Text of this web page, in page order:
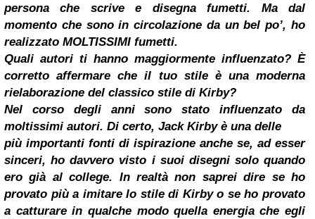
persona che scrive e disegna fumetti. Ma dal
momento che sono in circolazione da un bel po’, ho
realizzato MOLTISSIMI fumetti.
Quali autori ti hanno maggiormente influenzato? È
corretto affermare che il tuo stile è una moderna
rielaborazione del classico stile di Kirby?
Nel corso degli anni sono stato influenzato da
moltissimi autori. Di certo, Jack Kirbyè una delle
più importanti fonti di ispirazione anche se, ad esser
sinceri, ho davvero visto i suoi disegni solo quando
ero già al college. In realtà non saprei dire se ho
provato più a imitare lo stile di Kirby o se ho provato
a catturare in qualche modo quella energia che egli